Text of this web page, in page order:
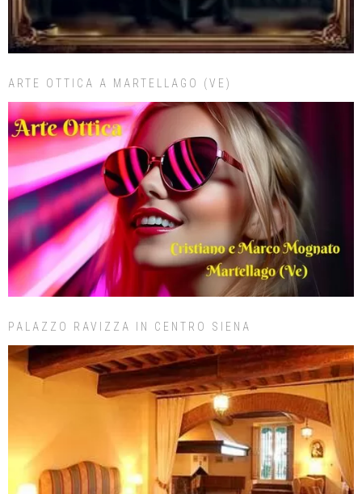
ARTE OTTICA A MARTELLAGO (VE)
PALAZZO RAVIZZA IN CENTRO SIENA